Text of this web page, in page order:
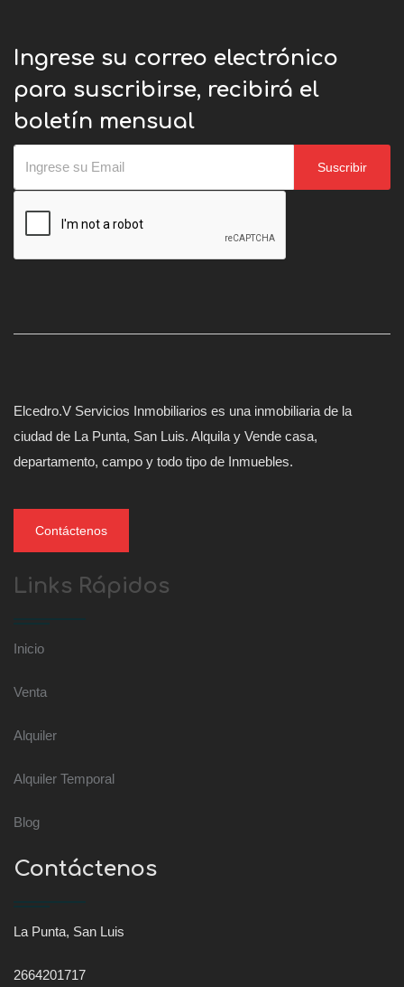
Ingrese su correo electrónico
para suscribirse, recibirá el
boletín mensual
Suscribir
Elcedro.V Servicios Inmobiliarios es una inmobiliaria de la
ciudad de La Punta, San Luis. Alquila y Vende casa,
departamento, campo y todo tipo de Inmuebles.
Contáctenos
Links Rápidos
Inicio
Venta
Alquiler
Alquiler Temporal
Blog
Contáctenos
La Punta, San Luis
2664201717